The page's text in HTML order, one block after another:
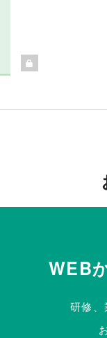
WEB
研修、